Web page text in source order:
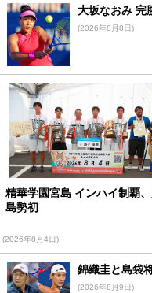
大坂なおみ 完
(2026年8月8日)
精華学園宮島 インハイ制覇
島勢初
(2026年8月4日)
錦織圭と島袋
(2026年8月9日)